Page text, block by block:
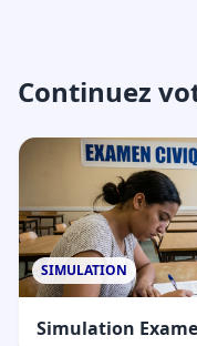
Continuez
SIMULATION
Simulation